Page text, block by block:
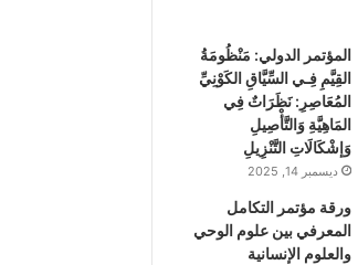
المؤتمر الدولي: مَنْظُومَةُ
القِيَّمِ فِـي السِّيَّاقِ الكَوْنِيِّ
المُعَاصِرِ: نَظَرَاتٌ فِي
المَاهِيَّةِ وَالتَّأْصِيلِ
وَإشْكَالَاتِ التَّنْزِيلِ
ديسمبر 14, 2025
ورقة مؤتمر التكامل
المعرفي بين علوم الوحي
والعلوم الإنسانية